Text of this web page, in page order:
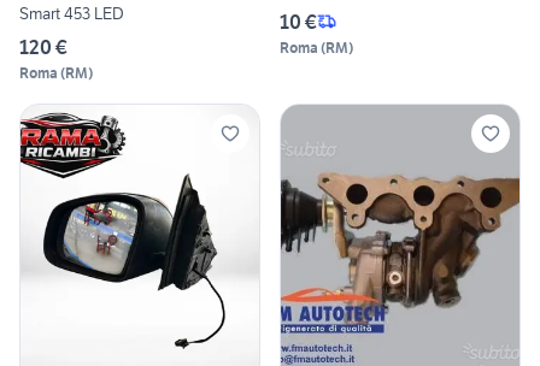
Smart 453 LED
120 €
Roma (RM)
10 €
Roma (RM)